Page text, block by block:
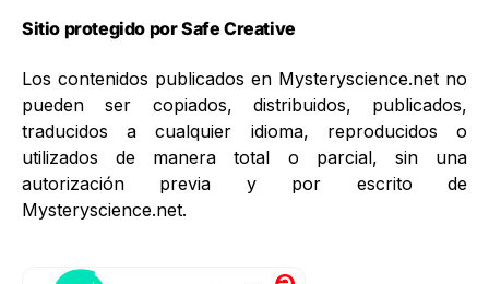
Sitio protegido por Safe Creative
Los contenidos publicados en Mysteryscience.net no
pueden ser copiados, distribuidos, publicados,
traducidos a cualquier idioma, reproducidos o
utilizados de manera total o parcial, sin una
autorización previa y por escrito de
Mysteryscience.net.